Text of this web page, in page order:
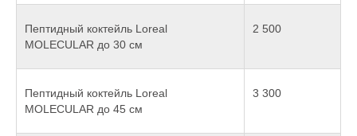
Пептидный коктейль Loreal
MOLECULAR до 30 см
2 500
Пептидный коктейль Loreal
MOLECULAR до 45 см
3 300